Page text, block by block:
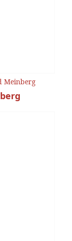
Meinberg